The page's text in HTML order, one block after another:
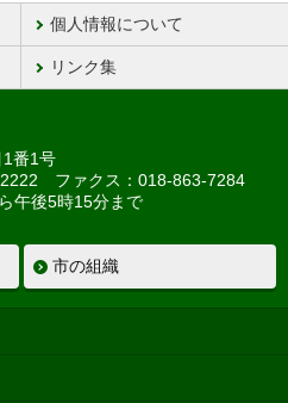
個人情報について
リンク集
番1号
ファクス：018-863-7284
午後5時15分まで
市の組織